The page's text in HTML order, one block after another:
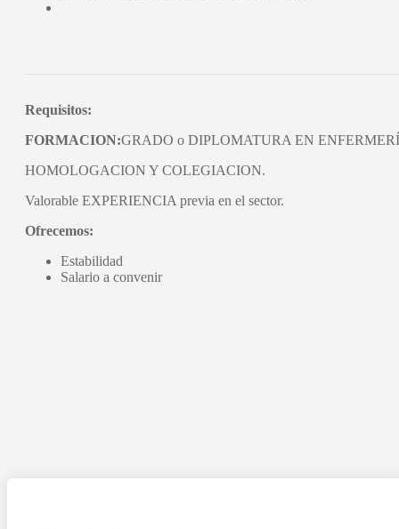
Requisitos:
FORMACION:GRADO o DIPLOMATURA EN
HOMOLOGACION Y COLEGIACION.
Valorable EXPERIENCIA previa en el sector.
Ofrecemos:
Estabilidad
Salario a convenir